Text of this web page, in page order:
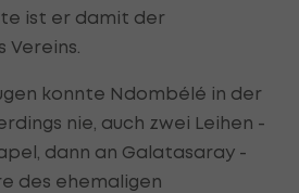
ist er damit der
konnte Ndombélé in der
nie, auch zwei Leihen -
dann an Galatasaray -
des ehemaligen